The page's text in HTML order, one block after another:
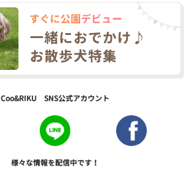
Coo&RIKU SNS公式アカウント
様々な情報を配信中です！